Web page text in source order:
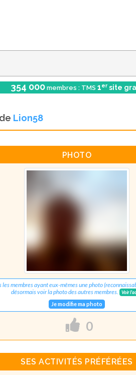
354 000 membres : TMS 1er site
Lion58
PHOTO
les membres ayant eux-mêmes une photo
désormais voir la photo des autres membres.
Voir
Je modifie ma photo
0
SES ACTIVITÉS PRÉFÉRÉES